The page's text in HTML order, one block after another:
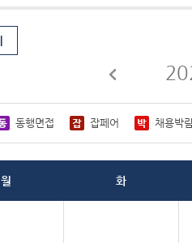
동행면접 잡페어 채용박
월 화